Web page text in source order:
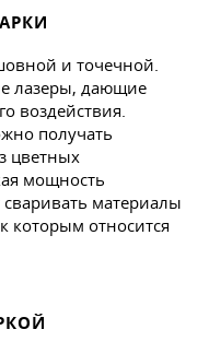
и точечной.
лазеры, дающие
воздействия.
получать
цветных
мощность
материалы
которым относится